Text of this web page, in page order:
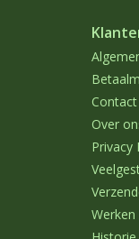
Contact
Over
Privacy